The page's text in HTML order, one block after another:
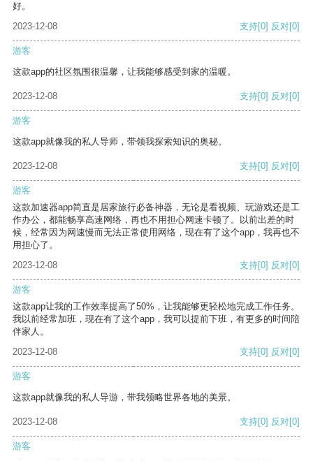
好。
2023-12-08
支持[0] 反对[0]
游客
这款app的社区氛围很温馨，让我能够感受到家的温暖。
2023-12-08 支持[0] 反对[0]
游客
这款app就像我的私人导师，带领我探索知识的奥秘。
2023-12-08 支持[0] 反对[0]
游客
这款加速器app简直是居家旅行必备神器，无论是看视频、玩游戏还是工
作办公，都能畅享高速网络，再也不用担心网速卡顿了。以前出差的时
候，经常因为网速慢而无法正常使用网络，现在有了这个app，我再也不
用担心了。
2023-12-08
支持[0] 反对[0]
游客
这款app让我的工作效率提高了50%，让我能够更轻松地完成工作任务。
我以前经常加班，现在有了这个app，我可以提前下班，有更多的时间陪
伴家人。
2023-12-08
支持[0] 反对[0]
游客
这款app就像我的私人导游，带我领略世界各地的美景。
2023-12-08 支持[0] 反对[0]
游客